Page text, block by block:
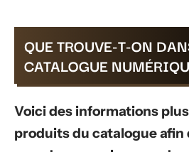
QUE TROUVE-T-ON
CATALOGUE
Voici des informations
produits du catalogue afin